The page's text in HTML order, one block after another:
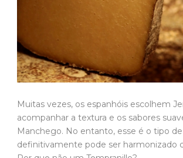
Muitas vezes, os espanhóis escolhem
acompanhar a textura e os sabores
Manchego. No entanto, esse é o tipo
definitivamente pode ser harmonizado